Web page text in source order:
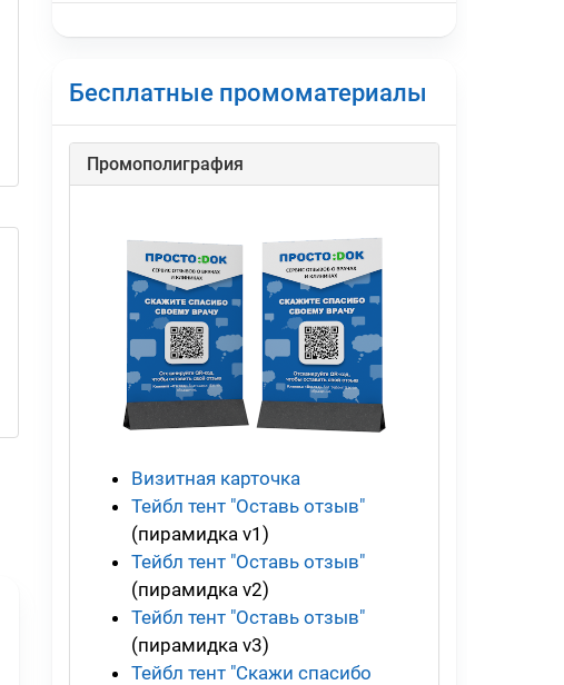
Бесплатные промоматериалы
Промополиграфия
Визитная карточка
Тейбл тент "Оставь отзыв"
(пирамидка v1)
Тейбл тент "Оставь отзыв"
(пирамидка v2)
Тейбл тент "Оставь отзыв"
(пирамидка v3)
Тейбл тент "Скажи спасибо